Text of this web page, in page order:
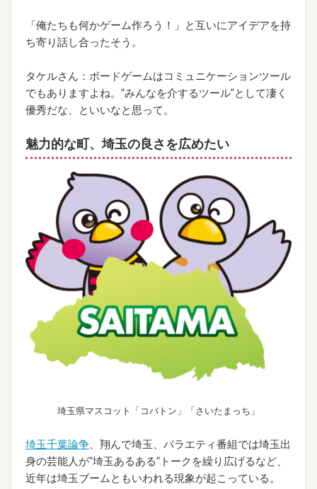
「俺たちも何かゲーム作ろう！」と互いにアイデアを持
ち寄り話し合ったそう。
タケルさん：ボードゲームはコミュニケーションツール
でもありますよね。”みんなを介するツール”として凄く
優秀だな、といいなと思って。
魅力的な町、埼玉の良さを広めたい
埼玉県マスコット「コバトン」「さいたまっち」
埼玉千葉論争 、翔んで埼玉、バラエティ番組では埼玉出
身の芸能人が”埼玉あるある”トークを繰り広げるなど、
近年は埼玉ブームともいわれる現象が起こっている。